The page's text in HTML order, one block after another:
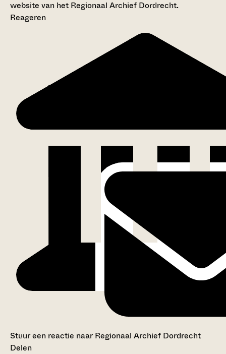
website van het Regionaal Archief Dordrecht.
Reageren
Stuur een reactie naar Regionaal Archief Dordrecht
Delen